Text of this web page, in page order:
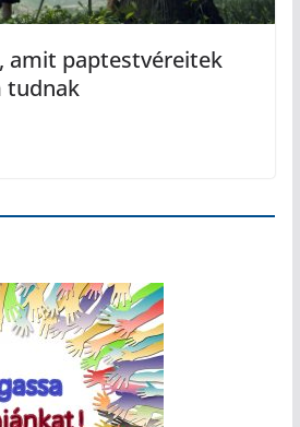
amit paptestvéreitek
tudnak